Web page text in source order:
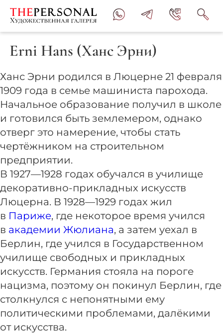
Erni Hans (Ханс Эрни)
Ханс Эрни родился в Люцерне 21 февраля
1909 года в семье машиниста парохода.
Начальное образование получил в школе
и готовился быть землемером, однако
отверг это намерение, чтобы стать
чертёжником на строительном
предприятии.
В 1927—1928 годах обучался в училище
декоративно-прикладных искусств
Люцерна. В 1928—1929 годах жил
в Париже, где некоторое время учился
в академии Жюлиана, а затем уехал в
Берлин, где учился в Государственном
училище свободных и прикладных
искусств. Германия стояла на пороге
нацизма, поэтому он покинул Берлин, где
столкнулся с непонятными ему
политическими проблемами, далёкими
от искусства.